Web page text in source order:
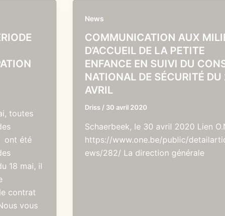
toutes
ont été
18 mai, il
contrat
vous
News
COMMUNICATION AUX
D’ACCUEIL DE LA PETITE
ENFANCE EN SUIVI DU
NATIONAL DE SÉCURITÉ DU
AVRIL
Driss / 30 avril 2020
Schaerbeek, le 30 avril 2020 Lien
https://www.one.be/public/
ews/282/ La direction générale